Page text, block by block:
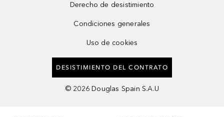
Derecho de desistimiento
Condiciones generales
Uso de cookies
DESISTIMIENTO DEL CONTRATO
© 2026 Douglas Spain S.A.U